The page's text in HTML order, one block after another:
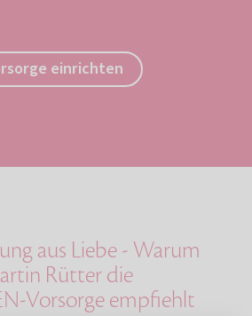
einrichten
aus Liebe - Warum
Rütter die
Vorsorge empfiehlt